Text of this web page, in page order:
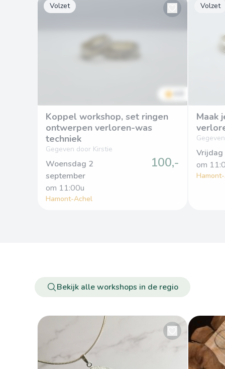
Volzet
Koppel workshop, set ringen
ontwerpen verloren-was
techniek
Gegeven door Kirstie
Woensdag 2
september
om 11:00u
100,-
Hamont-Achel
Volzet
Maak
Vrijdag
om
Bekijk alle workshops in de regio